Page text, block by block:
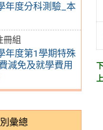
年度分科測驗_本
冊組
年度第1學期特殊
減免及就學費用
彙總